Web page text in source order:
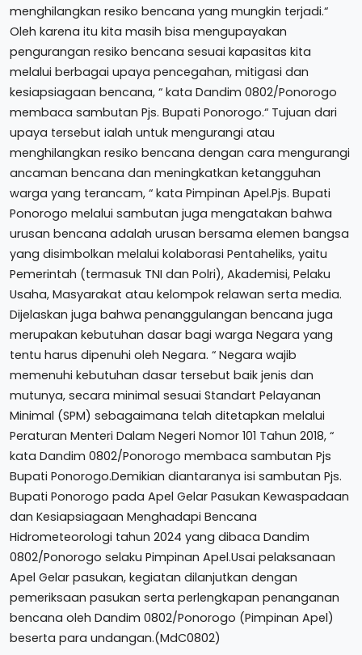
menghilangkan resiko bencana yang mungkin terjadi.“
Oleh karena itu kita masih bisa mengupayakan
pengurangan resiko bencana sesuai kapasitas kita
melalui berbagai upaya pencegahan, mitigasi dan
kesiapsiagaan bencana, “ kata Dandim 0802/Ponorogo
membaca sambutan Pjs. Bupati Ponorogo.“ Tujuan dari
upaya tersebut ialah untuk mengurangi atau
menghilangkan resiko bencana dengan cara mengurangi
ancaman bencana dan meningkatkan ketangguhan
warga yang terancam, “ kata Pimpinan Apel.Pjs. Bupati
Ponorogo melalui sambutan juga mengatakan bahwa
urusan bencana adalah urusan bersama elemen bangsa
yang disimbolkan melalui kolaborasi Pentaheliks, yaitu
Pemerintah (termasuk TNI dan Polri), Akademisi, Pelaku
Usaha, Masyarakat atau kelompok relawan serta media.
Dijelaskan juga bahwa penanggulangan bencana juga
merupakan kebutuhan dasar bagi warga Negara yang
tentu harus dipenuhi oleh Negara. “ Negara wajib
memenuhi kebutuhan dasar tersebut baik jenis dan
mutunya, secara minimal sesuai Standart Pelayanan
Minimal (SPM) sebagaimana telah ditetapkan melalui
Peraturan Menteri Dalam Negeri Nomor 101 Tahun 2018, “
kata Dandim 0802/Ponorogo membaca sambutan Pjs
Bupati Ponorogo.Demikian diantaranya isi sambutan Pjs.
Bupati Ponorogo pada Apel Gelar Pasukan Kewaspadaan
dan Kesiapsiagaan Menghadapi Bencana
Hidrometeorologi tahun 2024 yang dibaca Dandim
0802/Ponorogo selaku Pimpinan Apel.Usai pelaksanaan
Apel Gelar pasukan, kegiatan dilanjutkan dengan
pemeriksaan pasukan serta perlengkapan penanganan
bencana oleh Dandim 0802/Ponorogo (Pimpinan Apel)
beserta para undangan.(MdC0802)